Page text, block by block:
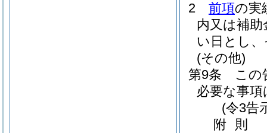
2
前項の実
内又は補
い日とし
(その他)
第9条
この
必要な事
(令3告
附 則